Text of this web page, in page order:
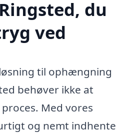
du
ved
til ophængning
behøver ikke at
Med vores
og nemt indhente